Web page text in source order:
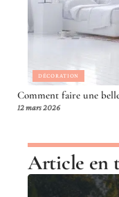
DÉCORATION
Comment faire une
12 mars 2026
Article en